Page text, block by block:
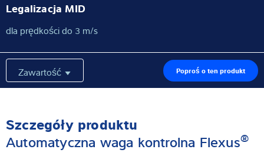
Legalizacja MID
dla prędkości do 3 m/s
Zawartość Poproś o ten produkt
Szczegóły produktu
Automatyczna waga kontrolna Flexus®